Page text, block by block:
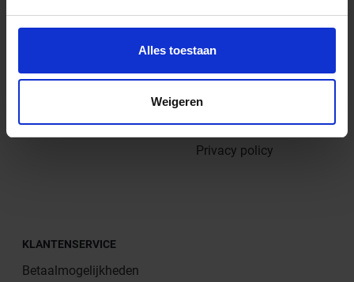
Alles toestaan
Weigeren
Vloertegels
Decortegels
Vacatures
Contact
Plan hier je afspraak
Algemene voorwaarden
Privacy policy
KLANTENSERVICE
Betaalmogelijkheden